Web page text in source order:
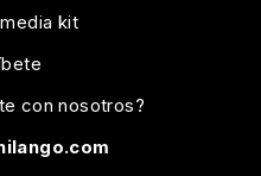
kit
con nosotros?